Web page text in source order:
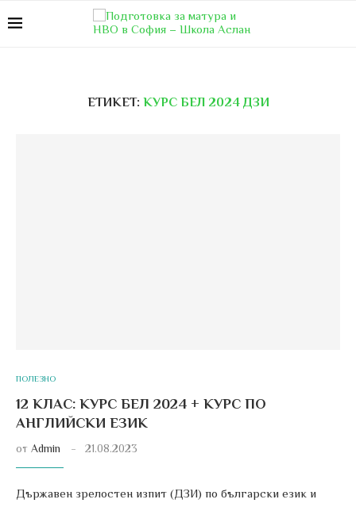
ЕТИКЕТ: КУРС БЕЛ 2024 ДЗИ
ПОЛЕЗНО
12 КЛАС: КУРС БЕЛ 2024 + КУРС ПО
АНГЛИЙСКИ ЕЗИК
от Admin 21.08.2023
Държавен зрелостен изпит (ДЗИ) по български език и